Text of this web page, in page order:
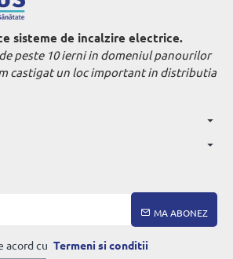
sisteme de incalzire electrice.
peste 10 ierni in domeniul panourilor
castigat un loc important in distributia
MA ABONEZ
acord cu Termeni si conditii